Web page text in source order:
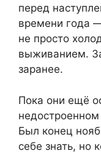
перед
времени года
не просто
выживанием.
заранее.
Пока они ещё
Был конец
себе знать, но